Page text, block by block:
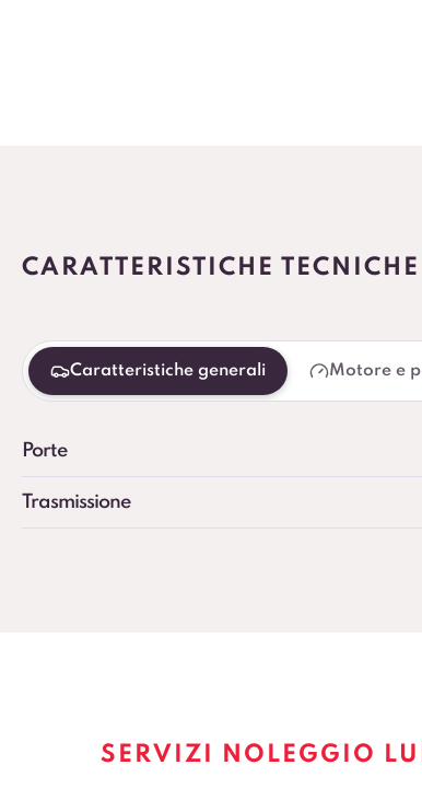
CARATTERISTICHE
Caratteristiche generali Motore e
Porte
Trasmissione
SERVIZI NOLEGGIO